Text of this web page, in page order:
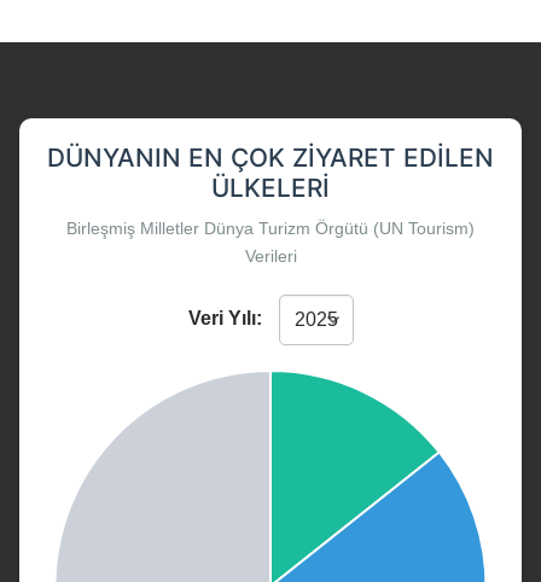
DÜNYANIN EN ÇOK ZIYARET EDILEN
ÜLKELERI
Birleşmiş Milletler Dünya Turizm Örgütü (UN Tourism)
Verileri
Veri Yılı: